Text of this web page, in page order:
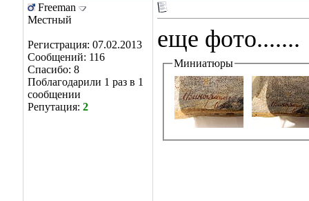
Freeman
Местный
Регистрация: 07.02.2013
Сообщений: 116
Спасибо: 8
Поблагодарили 1 раз в 1
сообщении
Репутация: 2
еще фото.......
Миниатюры